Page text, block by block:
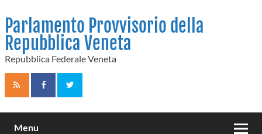
content
Parlamento Provvisorio della
Repubblica Veneta
Repubblica Federale Veneta
Menu